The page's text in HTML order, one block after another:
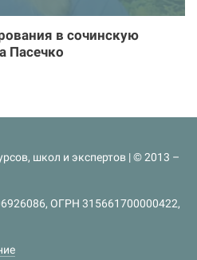
в сочинскую
Пасечко
школ и экспертов | © 2013 –
ОГРН 315661700000422,